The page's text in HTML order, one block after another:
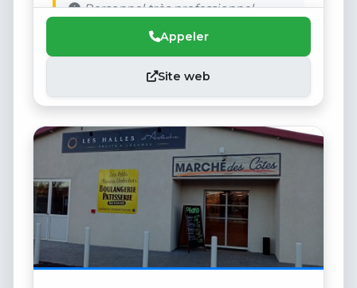
Personnel très professionnel
Appeler
Site web